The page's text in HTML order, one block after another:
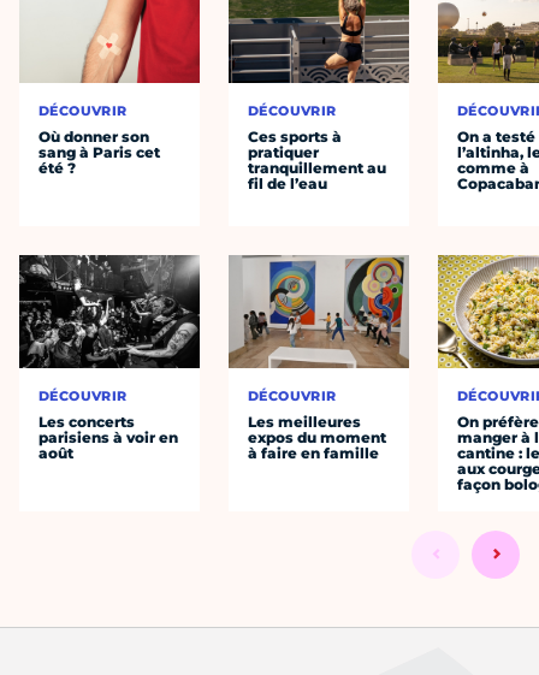
DÉCOUVRIR
Où donner son
sang à Paris cet
été ?
DÉCOUVRIR
Les concerts
parisiens à voir en
août
DÉCOUVRIR
Ces sports à
pratiquer
tranquillement au
fil de l’eau
DÉCOUVRIR
Les meilleures
expos du moment
à faire en famille
On a testé
l’altinha,
comme à
On préfère
manger à
cantine :
aux
façon